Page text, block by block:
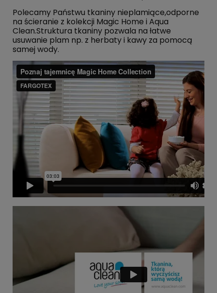
Polecamy Państwu tkaniny nie­pla­mią­ce,odporne
na ścieranie z kolekcji Magic Home i Aqua
Clean.Struktura tkaniny pozwala na łatwe
usuwanie plam np. z herbaty i kawy za pomocą
samej wody.